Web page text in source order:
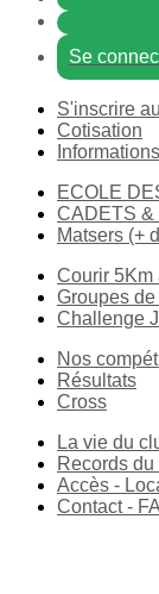
Se
S'inscrire
Cotisation
ECOLE
CADETS &
Matsers (+
Courir 5Km
Groupes
Challenge
Nos
Résultats
Cross
La vie du
Records du
Accès -
Contact -